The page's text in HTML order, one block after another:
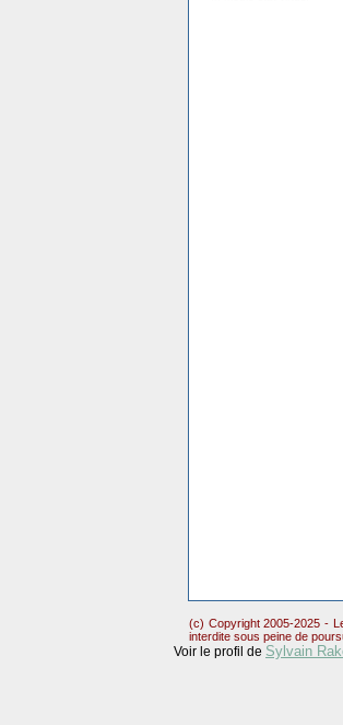
(c) Copyright 2005-2025 -
interdite sous peine de
Voir le profil de Sylvain